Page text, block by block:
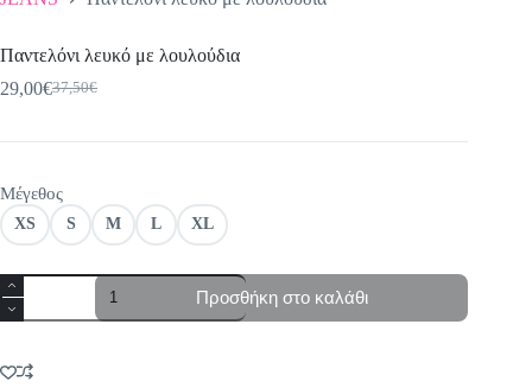
Παντελόνι λευκό με λουλούδια
37,50€
Original
was:
29,00€Η
τιμή
Μέγεθος
XS S M L XL
Παντελόνι
λευκό
με
ποσότητα
Προσθήκη στο καλάθι